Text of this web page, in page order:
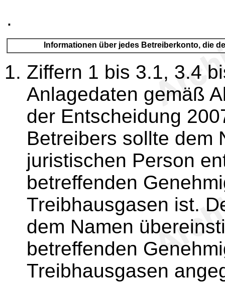
.
Informationen über jedes Betreiberkonto, die
Ziffern 1 bis 3.1, 3.4
Anlagedaten gemäß
der Entscheidung
Betreibers sollte dem
juristischen Person
betreffenden
Treibhausgasen ist.
dem Namen
betreffenden
Treibhausgasen